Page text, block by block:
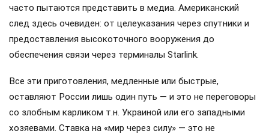
часто пытаются представить в медиа. Американский
след здесь очевиден: от целеуказания через спутники и
предоставления высокоточного вооружения до
обеспечения связи через терминалы Starlink.
Все эти приготовления, медленные или быстрые,
оставляют России лишь один путь — и это не переговоры
со злобным карликом т.н. Украиной или его западными
хозяевами. Ставка на «мир через силу» — это не